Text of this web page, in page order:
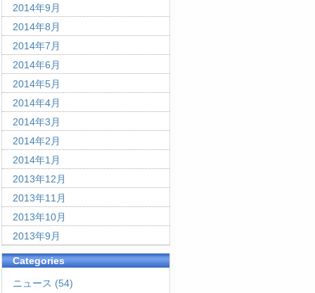
2014年9月
2014年8月
2014年7月
2014年6月
2014年5月
2014年4月
2014年3月
2014年2月
2014年1月
2013年12月
2013年11月
2013年10月
2013年9月
Categories
ニュース (54)